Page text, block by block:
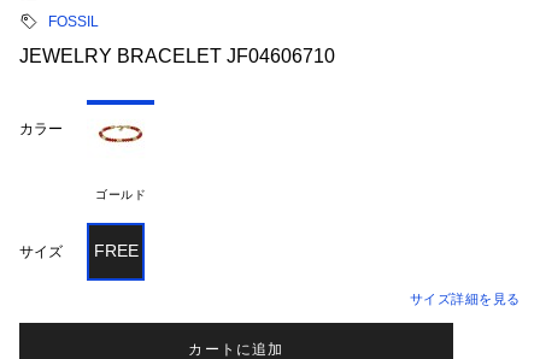
FOSSIL
JEWELRY BRACELET JF04606710
カラー
ゴールド
サイズ FREE
サイズ詳細を見る
カートに追加